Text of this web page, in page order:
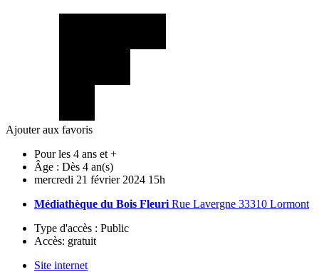
Ajouter aux favoris
Pour les 4 ans et +
Âge : Dès 4 an(s)
mercredi 21 février 2024 15h
Médiathèque du Bois Fleuri Rue Lavergne 33310 Lormont
Type d'accès : Public
Accès: gratuit
Site internet